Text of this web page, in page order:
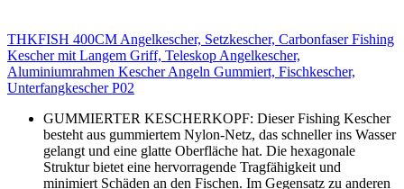
THKFISH 400CM Angelkescher, Setzkescher, Carbonfaser Fishing
Kescher mit Langem Griff, Teleskop Angelkescher,
Aluminiumrahmen Kescher Angeln Gummiert, Fischkescher,
Unterfangkescher P02
GUMMIERTER KESCHERKOPF: Dieser Fishing Kescher
besteht aus gummiertem Nylon-Netz, das schneller ins Wasser
gelangt und eine glatte Oberfläche hat. Die hexagonale
Struktur bietet eine hervorragende Tragfähigkeit und
minimiert Schäden an den Fischen. Im Gegensatz zu anderen